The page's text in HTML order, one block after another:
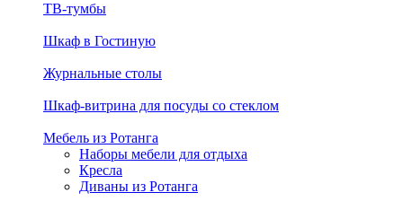
ТВ-тумбы
Шкаф в Гостиную
Журнальные столы
Шкаф-витрина для посуды со стеклом
Мебель из Ротанга
Наборы мебели для отдыха
Кресла
Диваны из Ротанга